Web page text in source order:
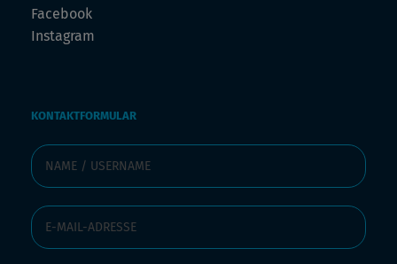
Facebook
Instagram
KONTAKTFORMULAR